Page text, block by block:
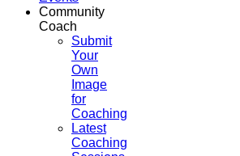
Community
Coach
Submit
Your
Own
Image
for
Coaching
Latest
Coaching